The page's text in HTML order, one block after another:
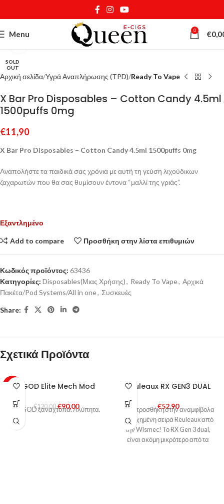
Menu 0 €
SOLD
OUT
Κάντε κλικ για μεγέθυνση
Αρχική σελίδα Υγρά Αναπλήρωσης (TPD) Ready To Vape
X Bar Pro Disposables – Cotton Candy 4.5ml
1500puffs 0mg
€11,90
X Bar Pro Disposables – Cotton Candy 4.5ml 1500puffs 0mg
Αναπολήστε τα παιδικά σας χρόνια με αυτή τη γεύση λιχούδικων
ζαχαρωτών που θα σας θυμίσουν έντονα “μαλλί της γριάς”.
Εξαντλημένο
Add to compare Προσθήκη στην λίστα επιθυμιών
Κωδικός προϊόντος: 63436
Κατηγορίες: Disposables(Μιας Χρήσης), Ready To Vape, Αρχικά
Πακέτα/Pod Systems/All in one, Συσκευές
Share:
Σχετικά Προϊόντα
-25%
HOT
VGOD Elite Mech Mod
€120,00 €90,00
Η VGOD ξαναχτυπά. Αλύπητα.
SOLD
OUT
Reuleaux RX GEN3 DUAL
€52,90
Νέα προσθήκη στην αναμφίβολα
πετυχημένη σειρά Reuleaux από
την Wismec! Το RX Gen 3 dual,
είναι ακόμη μικρότερο από τα